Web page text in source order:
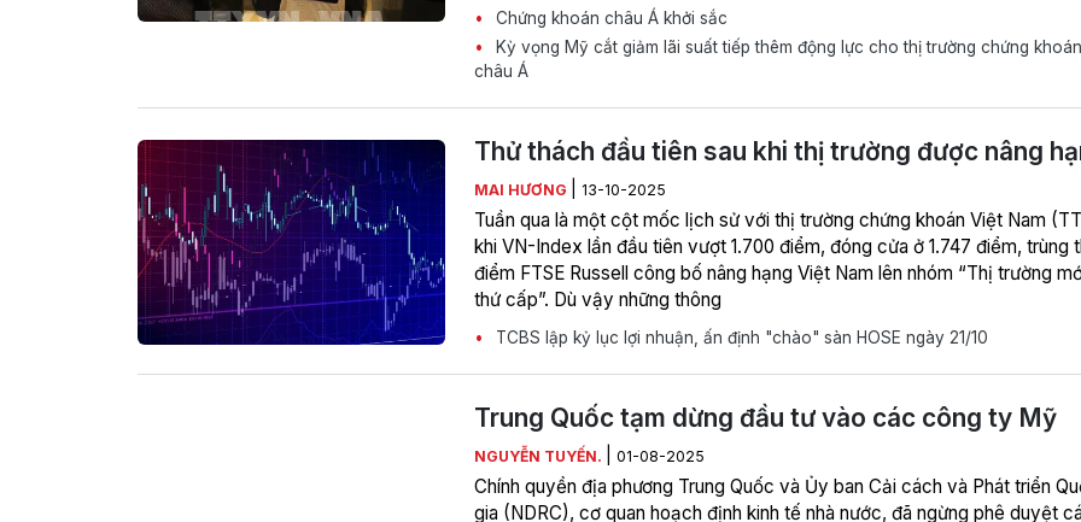
Chứng khoán châu Á khởi sắc
Kỳ vọng Mỹ cắt giảm lãi suất tiếp thêm động lực cho thị trường chứng khoán
châu Á
Thử thách đầu tiên sau khi thị trường được nâng
MAI HƯƠNG 13-10-2025
Tuần qua là một cột mốc lịch sử với thị trường chứng khoán Việt Nam
khi VN-Index lần đầu tiên vượt 1.700 điểm, đóng cửa ở 1.747 điểm, trùng
điểm FTSE Russell công bố nâng hạng Việt Nam lên nhóm “Thị trường
thứ cấp”. Dù vậy những thông
TCBS lập kỷ lục lợi nhuận, ấn định "chào" sàn HOSE ngày 21/10
Trung Quốc tạm dừng đầu tư vào các công ty Mỹ
NGUYỄN TUYẾN. 01-08-2025
Chính quyền địa phương Trung Quốc và Ủy ban Cải cách và Phát triển
gia (NDRC), cơ quan hoạch định kinh tế nhà nước, đã ngừng phê duyệt